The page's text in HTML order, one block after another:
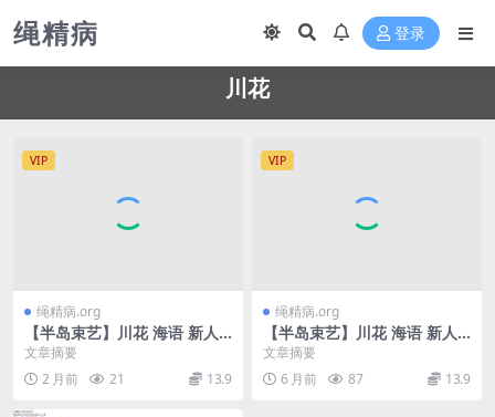
绳精病 登录
川花
VIP
绳精病.org
【半岛束艺】川花 海语 新人
最高礼遇：被半岛两巨头伺候
文章摘要
2 月前
21 13.9
VIP
绳精病.org
【半岛束艺】川花 海语 新人
速成法跟海语搭戏
文章摘要
6 月前
87 13.9